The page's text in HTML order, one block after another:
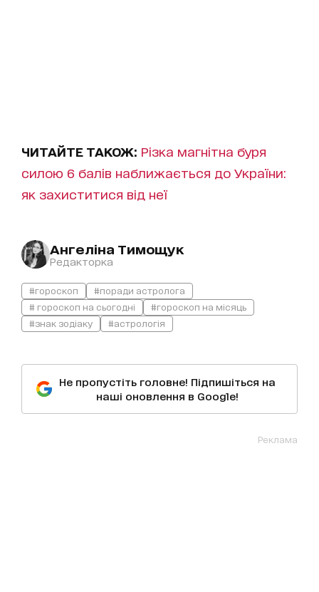
ЧИТАЙТЕ ТАКОЖ: Різка магнітна буря
силою 6 балів наближається до України:
як захиститися від неї
Ангеліна Тимощук
Редакторка
#гороскоп
#поради астролога
# гороскоп на сьогодні
#гороскоп на місяць
#знак зодіаку
#астрологія
Не пропустіть головне! Підпишіться на
наші оновлення в Google!
Реклама